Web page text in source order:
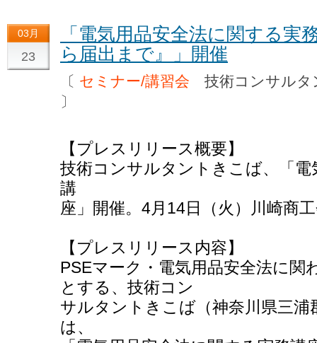
03月
23
「電気用品安全法に関する実
ら届出まで』」開催
〔 セミナー/講習会 技術コンサル
〕
【プレスリリース概要】
技術コンサルタントきこば、「
講
座」開催。4月14日（火）川崎商
【プレスリリース内容】
PSEマーク・電気用品安全法に関
とする、技術コン
サルタントきこば（神奈川県三
は、